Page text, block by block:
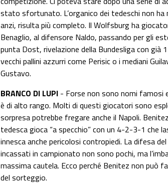
stato sfortunato. L’organico dei tedeschi non ha
anzi, risulta più completo. Il Wolfsburg ha
Benaglio, al difensore Naldo, passando per gli
punta Dost, rivelazione della Bundesliga con già
vecchi pallini azzurri come Perisic o i mediani
Gustavo.
BRANCO DI LUPI - Forse non sono nomi famosi
è di alto rango. Molti di questi giocatori sono
sorpresa potrebbe fregare anche il Napoli.
tedesca gioca “a specchio” con un 4-2-3-1 che
innesca anche pericolosi contropiedi. La difesa
incassati in campionato non sono pochi, ma
massima cautela. Ecco perché Benitez non può
del sorteggio.